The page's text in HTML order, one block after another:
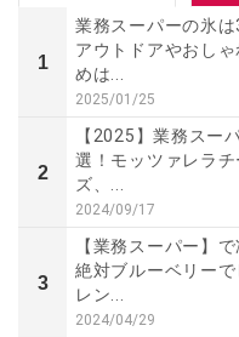
1
業務スーパーの氷
アウトドアやおし
めは...
2025/01/25
2
【2025】業務スー
選！モッツァレラ
ズ、...
2024/09/17
3
【業務スーパー】
絶対ブルーベリー
レン...
2024/04/29